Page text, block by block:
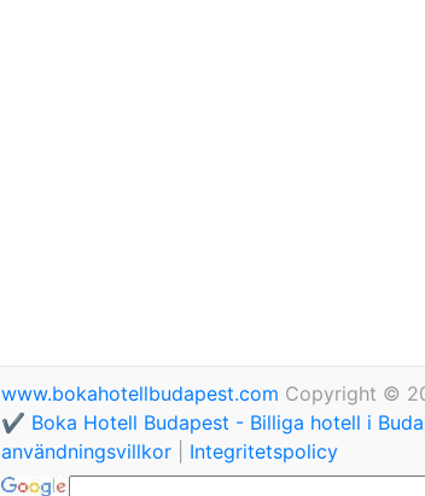
www.bokahotellbudapest.com Copyright ©
✔️ Boka Hotell Budapest - Billiga hotell i
användningsvillkor
Integritetspolicy